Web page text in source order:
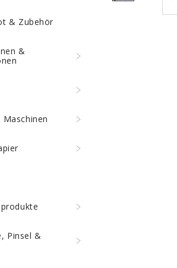
& Zubehör
&
Pinsel &